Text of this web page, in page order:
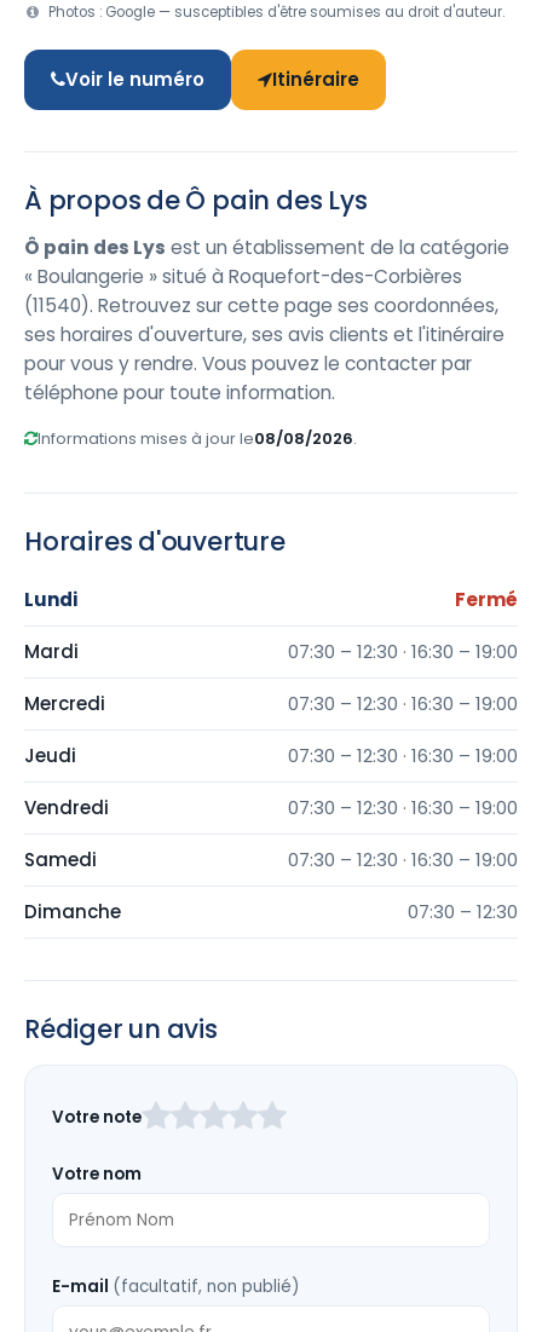
Photos : Google — susceptibles d'être soumises au droit d'auteur.
Voir le numéro Itinéraire
À propos de Ô pain des Lys
Ô pain des Lys est un établissement de la catégorie
« Boulangerie » situé à Roquefort-des-Corbières
(11540). Retrouvez sur cette page ses coordonnées,
ses horaires d'ouverture, ses avis clients et l'itinéraire
pour vous y rendre. Vous pouvez le contacter par
téléphone pour toute information.
Informations mises à jour le08/08/2026.
Horaires d'ouverture
Lundi Fermé
Mardi 07:30 – 12:30 · 16:30 – 19:00
Mercredi 07:30 – 12:30 · 16:30 – 19:00
Jeudi 07:30 – 12:30 · 16:30 – 19:00
Vendredi 07:30 – 12:30 · 16:30 – 19:00
Samedi 07:30 – 12:30 · 16:30 – 19:00
Dimanche 07:30 – 12:30
Rédiger un avis
ce
vide
Votre note
Votre nom
E-mail (facultatif, non publié)